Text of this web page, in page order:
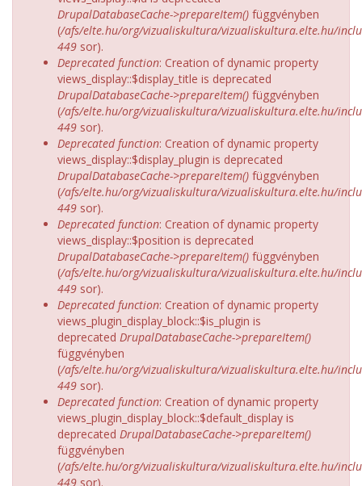
DrupalDatabaseCache->prepareItem() függvényben
(/afs/elte.hu/org/vizualiskultura/vizualiskultura.elte.hu/
449 sor).
Deprecated function: Creation of dynamic property
views_display::$display_title is deprecated
DrupalDatabaseCache->prepareItem() függvényben
(/afs/elte.hu/org/vizualiskultura/vizualiskultura.elte.hu/
449 sor).
Deprecated function: Creation of dynamic property
views_display::$display_plugin is deprecated
DrupalDatabaseCache->prepareItem() függvényben
(/afs/elte.hu/org/vizualiskultura/vizualiskultura.elte.hu/
449 sor).
Deprecated function: Creation of dynamic property
views_display::$position is deprecated
DrupalDatabaseCache->prepareItem() függvényben
(/afs/elte.hu/org/vizualiskultura/vizualiskultura.elte.hu/
449 sor).
Deprecated function: Creation of dynamic property
views_plugin_display_block::$is_plugin is
deprecated DrupalDatabaseCache->prepareItem()
függvényben
(/afs/elte.hu/org/vizualiskultura/vizualiskultura.elte.hu/
449 sor).
Deprecated function: Creation of dynamic property
views_plugin_display_block::$default_display is
deprecated DrupalDatabaseCache->prepareItem()
függvényben
(/afs/elte.hu/org/vizualiskultura/vizualiskultura.elte.hu/
449 sor).